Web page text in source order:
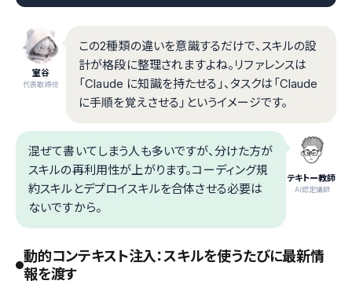
室谷
代表取締役
この2種類の違いを意識するだけで、スキルの設
計が格段に整理されますよね。リファレンスは
「Claude に知識を持たせる」、タスクは「Claude
に手順を覚えさせる」というイメージです。
テキトー教師
.AI認定講師
混ぜて書いてしまう人も多いですが、分けた方が
スキルの再利用性が上がります。コーディング規
約スキルとデプロイスキルを合体させる必要は
ないですから。
動的コンテキスト注入：スキルを使うたびに最新情
報を渡す